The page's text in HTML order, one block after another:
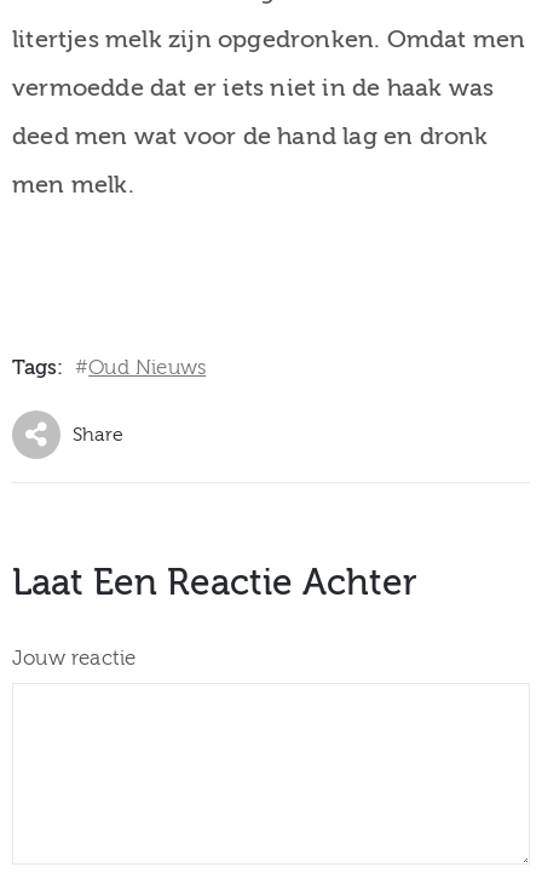
litertjes melk zijn opgedronken. Omdat men
vermoedde dat er iets niet in de haak was
deed men wat voor de hand lag en dronk
men melk.
Tags: #Oud Nieuws
Share
Laat Een Reactie Achter
Jouw reactie